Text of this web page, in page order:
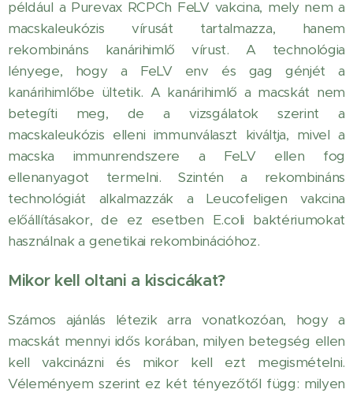
például a Purevax RCPCh FeLV vakcina, mely nem a
macskaleukózis vírusát tartalmazza, hanem
rekombináns kanárihimlő vírust. A technológia
lényege, hogy a FeLV env és gag génjét a
kanárihimlőbe ültetik. A kanárihimlő a macskát nem
betegíti meg, de a vizsgálatok szerint a
macskaleukózis elleni immunválaszt kiváltja, mivel a
macska immunrendszere a FeLV ellen fog
ellenanyagot termelni. Szintén a rekombináns
technológiát alkalmazzák a Leucofeligen vakcina
előállításakor, de ez esetben E.coli baktériumokat
használnak a genetikai rekombinációhoz.
Mikor kell oltani a kiscicákat?
Számos ajánlás létezik arra vonatkozóan, hogy a
macskát mennyi idős korában, milyen betegség ellen
kell vakcinázni és mikor kell ezt megismételni.
Véleményem szerint ez két tényezőtől függ: milyen